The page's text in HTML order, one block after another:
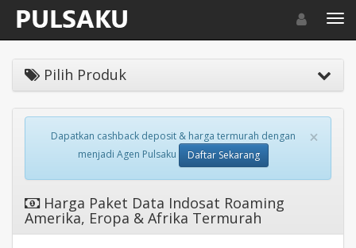
Toggle
Pilih Produk
×
Dapatkan cashback deposit & harga termurah dengan
menjadi Agen Pulsaku
Daftar Sekarang
Harga Paket Data Indosat Roaming
Amerika, Eropa & Afrika Termurah